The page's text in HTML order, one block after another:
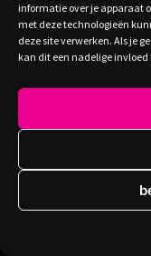
informatie over je apparaat
met deze technologieën
deze site verwerken. Als je
kan dit een nadelige
‘wp-
dit